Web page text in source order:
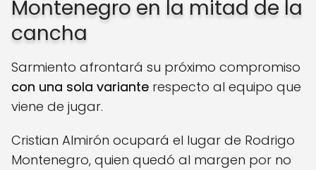
Montenegro en la mitad de la
cancha
Sarmiento afrontará su próximo compromiso
con una sola variante respecto al equipo que
viene de jugar.
Cristian Almirón ocupará el lugar de Rodrigo
Montenegro, quien quedó al margen por no